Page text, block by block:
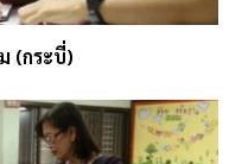
(กระบี่)